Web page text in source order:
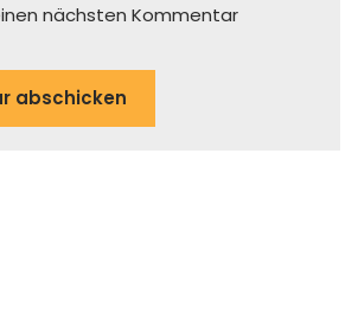
nächsten Kommentar